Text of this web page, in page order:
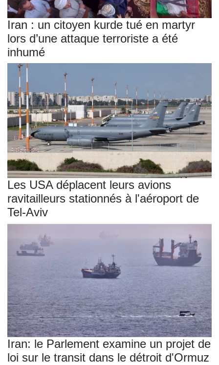
Iran : un citoyen kurde tué en martyr
lors d’une attaque terroriste a été
inhumé
Les USA déplacent leurs avions
ravitailleurs stationnés à l'aéroport de
Tel-Aviv
Iran: le Parlement examine un projet de
loi sur le transit dans le détroit d'Ormuz